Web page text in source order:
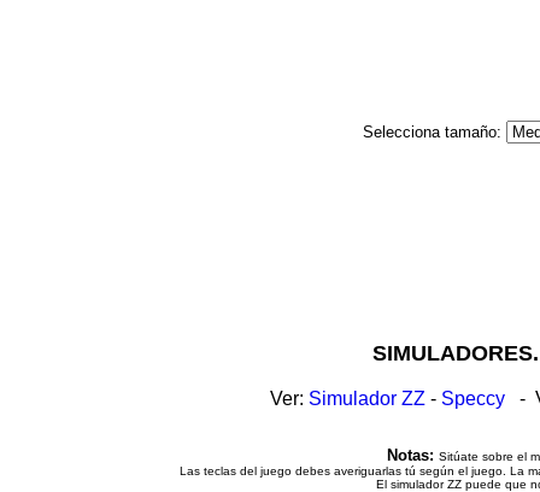
Selecciona tamaño:
Ver: Simulador ZZ - Speccy -
Notas: Sitúate sobre el
Las teclas del juego debes averiguarlas tú según el juego. La
El simulador ZZ puede que